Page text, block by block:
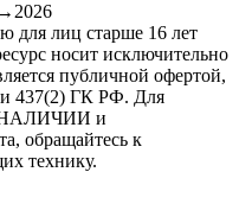
для лиц старше 16 лет
носит исключительно
публичной офертой,
437(2) ГК РФ. Для
НАЛИЧИИ и
обращайтесь к
технику.